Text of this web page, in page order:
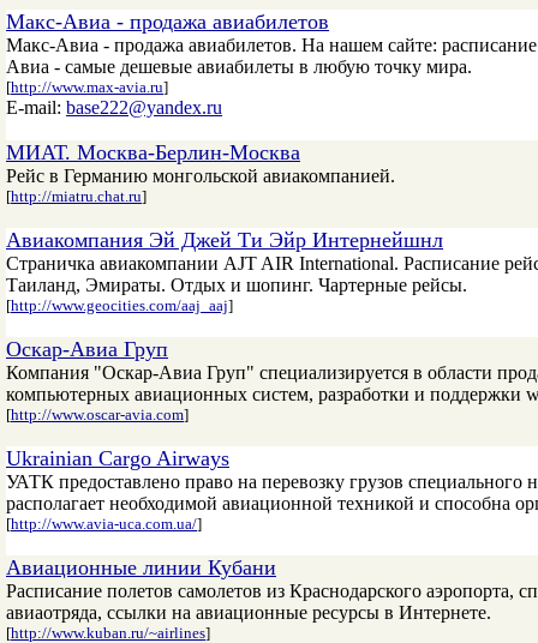
Макс-Авиа - продажа авиабилетов
Макс-Авиа - продажа авиабилетов. На нашем сайте:
Авиа - самые дешевые авиабилеты в любую точку мира.
[http://www.max-avia.ru]
E-mail: base222@yandex.ru
МИАТ. Москва-Берлин-Москва
Рейс в Германию монгольской авиакомпанией.
[http://miatru.chat.ru]
Авиакомпания Эй Джей Ти Эйр Интернейшнл
Страничка авиакомпании AJT AIR International. Расписание
Таиланд, Эмираты. Отдых и шопинг. Чартерные рейсы.
[http://www.geocities.com/aaj_aaj]
Оскар-Авиа Груп
Компания "Оскар-Авиа Груп" специализируется в области
компьютерных авиационных систем, разработки и поддержки
[http://www.oscar-avia.com]
Ukrainian Cargo Airways
УАТК предоставлено право на перевозку грузов
располагает необходимой авиационной техникой и способна
[http://www.avia-uca.com.ua/]
Авиационные линии Кубани
Расписание полетов самолетов из Краснодарского аэропорта,
авиаотряда, ссылки на авиационные ресурсы в Интернете.
[http://www.kuban.ru/~airlines]